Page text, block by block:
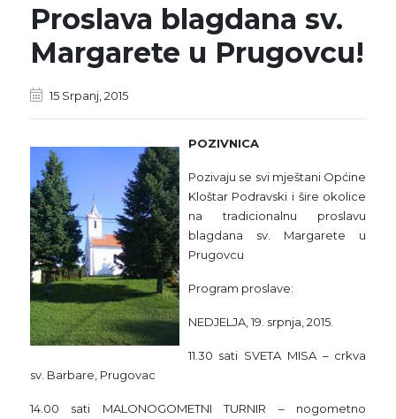
Proslava blagdana sv.
Margarete u Prugovcu!
15 Srpanj, 2015
POZIVNICA
Pozivaju se svi mještani Općine
Kloštar Podravski i šire okolice
na tradicionalnu proslavu
blagdana sv. Margarete u
Prugovcu
Program proslave:
NEDJELJA, 19. srpnja, 2015.
11.30 sati SVETA MISA – crkva
sv. Barbare, Prugovac
14.00 sati MALONOGOMETNI TURNIR – nogometno